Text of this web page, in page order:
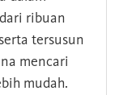
ribuan
tersusun
mencari
mudah.